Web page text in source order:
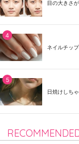
目の大きさ
ネイルチッ
日焼けしち